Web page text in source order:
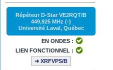
Répéteur D-Star VE2RQT/B
449,925 MHz (-)
Université Laval, Québec
EN ONDES :
LIEN FONCTIONNEL :
➜ XRFVPS/B